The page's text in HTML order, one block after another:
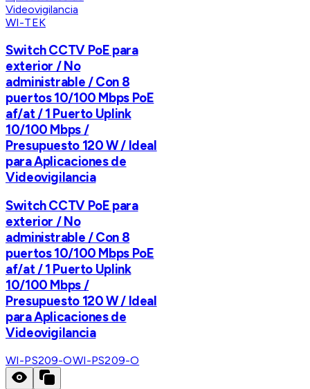
WI-TEK
Switch CCTV PoE para
exterior / No
administrable / Con 8
puertos 10/100 Mbps PoE
af/at / 1 Puerto Uplink
10/100 Mbps /
Presupuesto 120 W / Ideal
para Aplicaciones de
Videovigilancia
Switch CCTV PoE para
exterior / No
administrable / Con 8
puertos 10/100 Mbps PoE
af/at / 1 Puerto Uplink
10/100 Mbps /
Presupuesto 120 W / Ideal
para Aplicaciones de
Videovigilancia
WI-PS209-OWI-PS209-O